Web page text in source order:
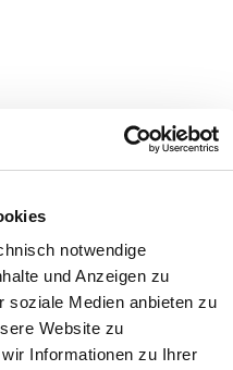
notwendige
und Anzeigen zu
soziale Medien anbieten zu
Website zu
Informationen zu Ihrer